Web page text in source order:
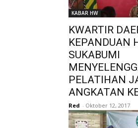
KABAR HW
KWARTIR
KEPANDUAN
SUKABUMI
PELATIHAN
ANGKATAN
Red - Oktober 12, 2017